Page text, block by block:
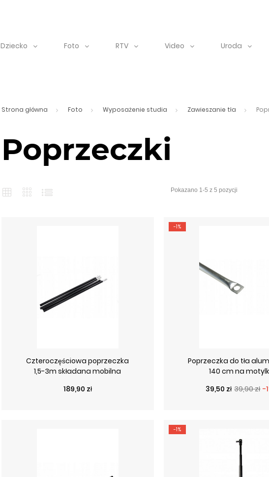
Dziecko Foto RTV Video Uroda
Strona główna Foto Wyposażenie studia Zawieszanie tła
Poprzeczki
Czteroczęściowa poprzeczka
1,5-3m składana mobilna
Cena
189,90 zł
-1%
Poprzeczka do tła
140 cm na
Cena
39,90 zł -
Cena
39,50 zł
-1%